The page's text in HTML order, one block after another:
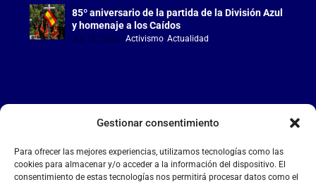
Gestionar consentimiento
Para ofrecer las mejores experiencias, utilizamos tecnologías como las
cookies para almacenar y/o acceder a la información del dispositivo. El
consentimiento de estas tecnologías nos permitirá procesar datos como el
85º aniversario de la partida de la División Azul
y homenaje a los Caídos
Jul 15, 2026 |Activismo,Actualidad
LA FALANGE
Reproductor
de